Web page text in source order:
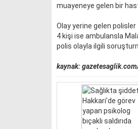
muayeneye gelen bir
Olay yerine gelen
4 kişi ise ambulansla
polis olayla ilgili
kaynak: